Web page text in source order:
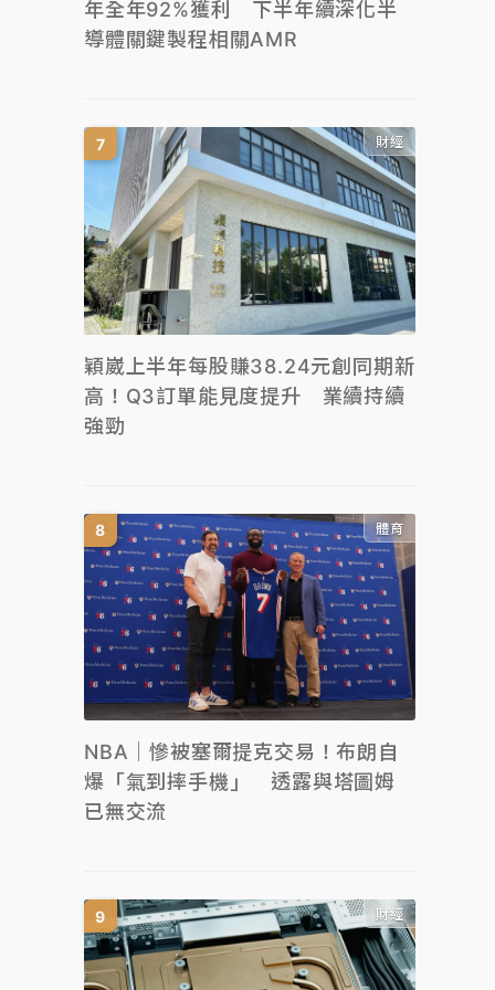
年全年92%獲利 下半年續深化半
導體關鍵製程相關AMR
財經
穎崴上半年每股賺38.24元創同期新
高！Q3訂單能見度提升 業續持續
強勁
體育
NBA｜慘被塞爾提克交易！布朗自
爆「氣到摔手機」 透露與塔圖姆
已無交流
財經